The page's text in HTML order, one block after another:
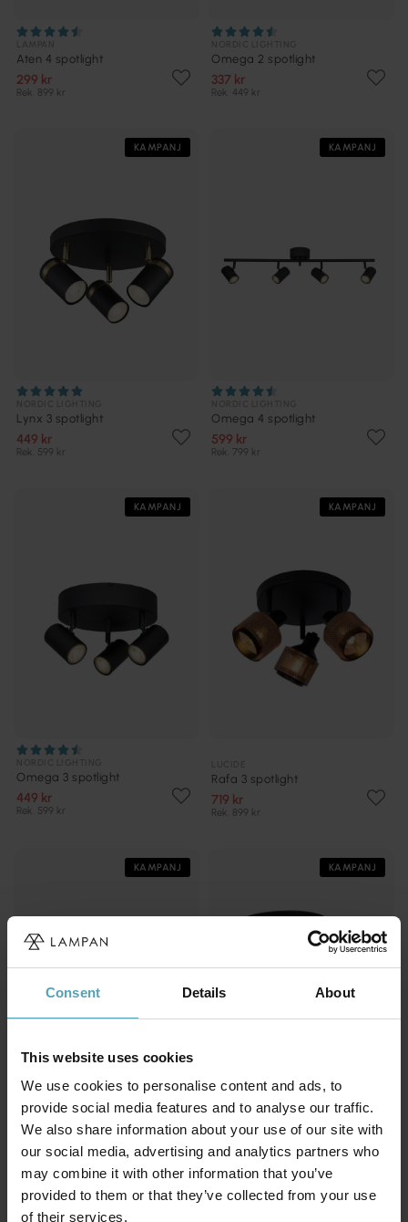
Consent Details About
This website uses cookies
We use cookies to personalise content and ads, to
provide social media features and to analyse our traffic.
We also share information about your use of our site with
our social media, advertising and analytics partners who
may combine it with other information that you’ve
provided to them or that they’ve collected from your use
of their services.
Aten 4 spotlight
299 kr
Rek. 899 kr
Omega 2 spotlight
337 kr
Rek. 449 kr
KAMPANJ
Lynx 3 spotlight
449 kr
Rek. 599 kr
KAMPANJ
Omega 4 spotlight
599 kr
Rek. 799 kr
KAMPANJ
Omega 3 spotlight
449 kr
Rek. 599 kr
KAMPANJ
Rafa 3 spotlight
719 kr
Rek. 899 kr
KAMPANJ
BY RYDÉNS
Aurora 5 spotlight
599 kr
Rek. 1 199 kr
KAMPANJ
LUCIDE
Clubs spotlight
247 kr
Rek. 309 kr